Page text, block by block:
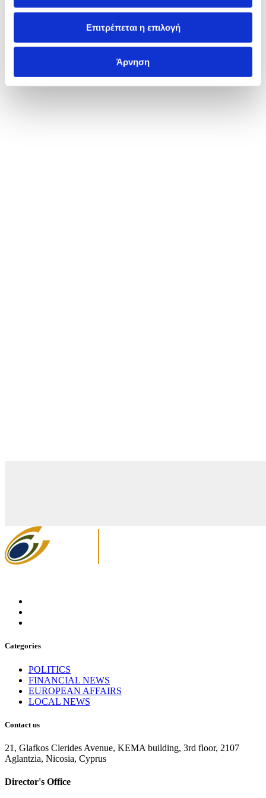
Επιτρέπεται η επιλογή
Άρνηση
Categories
POLITICS
FINANCIAL NEWS
EUROPEAN AFFAIRS
LOCAL NEWS
Contact us
21, Glafkos Clerides Avenue, KEMA building, 3rd floor, 2107
Aglantzia, Nicosia, Cyprus
Director's Office